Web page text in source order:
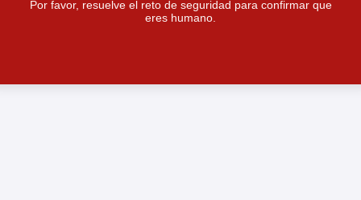
Por favor, resuelve el reto de seguridad para confirmar que
eres humano.